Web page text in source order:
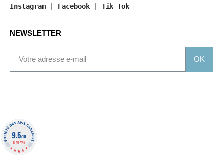
Instagram Facebook Tik Tok
NEWSLETTER
OK
9.5/10
1340 AVIS